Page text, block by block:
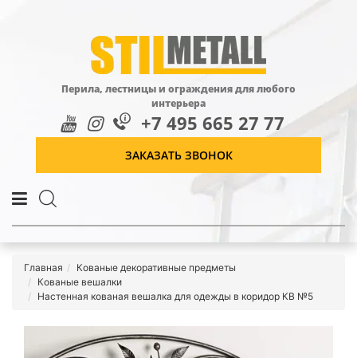
Перила, лестницы и ограждения для любого
интерьера
+7 495 665 27 77
ЗАКАЗАТЬ ЗВОНОК
Главная
Кованые декоративные предметы
Кованые вешалки
Настенная кованая вешалка для одежды в коридор КВ №5